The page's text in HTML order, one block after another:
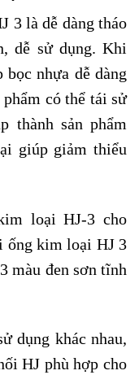
3 là dễ dàng tháo
dễ sử dụng. Khi
nhựa dễ dàng
có thể tái sử
thành sản phẩm
giúp giảm thiểu
loại HJ-3 cho
ống kim loại HJ 3
màu đen sơn tĩnh
dụng khác nhau,
HJ phù hợp cho